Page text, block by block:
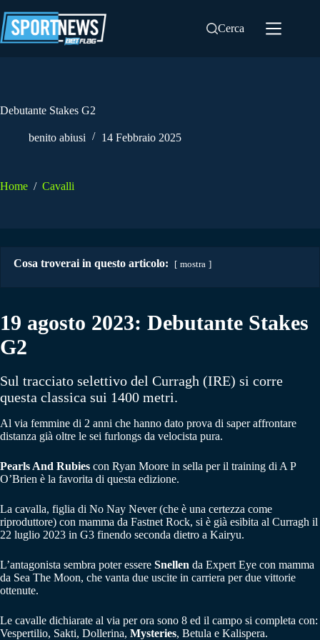
al
contenuto
Cerca
Debutante Stakes G2
benito abiusi 14 Febbraio 2025
Home / Cavalli
Cosa troverai in questo articolo: mostra
19 agosto 2023: Debutante Stakes
G2
Sul tracciato selettivo del Curragh (IRE) si corre
questa classica sui 1400 metri.
Al via femmine di 2 anni che hanno dato prova di saper affrontare
distanza già oltre le sei furlongs da velocista pura.
Pearls And Rubies con Ryan Moore in sella per il training di A P
O’Brien è la favorita di questa edizione.
La cavalla, figlia di No Nay Never (che è una certezza come
riproduttore) con mamma da Fastnet Rock, si è già esibita al Curragh il
22 luglio 2023 in G3 finendo seconda dietro a Kairyu.
L’antagonista sembra poter essere Snellen da Expert Eye con mamma
da Sea The Moon, che vanta due uscite in carriera per due vittorie
ottenute.
Le cavalle dichiarate al via per ora sono 8 ed il campo si completa con:
Vespertilio, Sakti, Dollerina, Mysteries, Betula e Kalispera.